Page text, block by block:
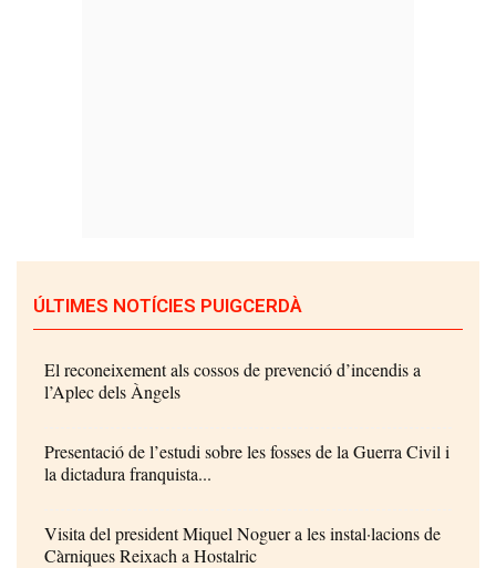
ÚLTIMES NOTÍCIES PUIGCERDÀ
El reconeixement als cossos de prevenció d’incendis a
l’Aplec dels Àngels
Presentació de l’estudi sobre les fosses de la Guerra Civil i
la dictadura franquista...
Visita del president Miquel Noguer a les instal·lacions de
Càrniques Reixach a Hostalric